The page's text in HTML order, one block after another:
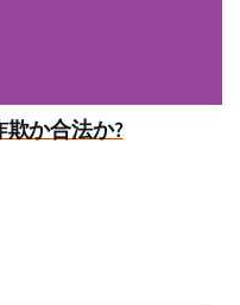
欺か合法か?